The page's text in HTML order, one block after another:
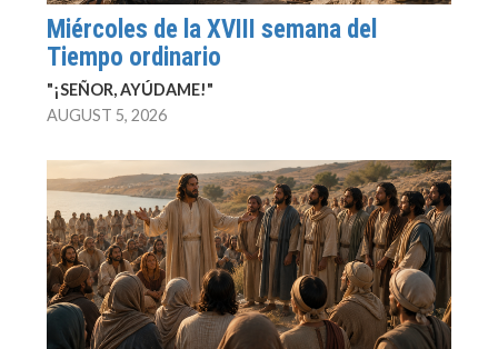
Miércoles de la XVIII semana del
Tiempo ordinario
"¡SEÑOR, AYÚDAME!"
AUGUST 5, 2026